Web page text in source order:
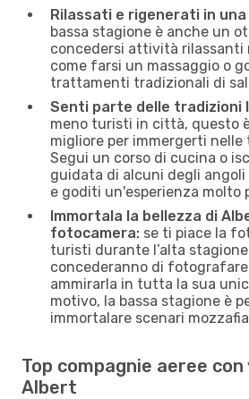
Rilassati e rigenerati in una
bassa stagione è anche un
concedersi attività rilassanti
come farsi un massaggio o
trattamenti tradizionali di
Senti parte delle tradizioni
meno turisti in città, questo
migliore per immergerti
Segui un corso di cucina o
guidata di alcuni degli
e goditi un'esperienza molto
Immortala la bellezza di
fotocamera: se ti piace la
turisti durante l’alta
concederanno di
ammirarla in tutta la sua
motivo, la bassa stagione è
immortalare scenari
Top compagnie aeree
Albert